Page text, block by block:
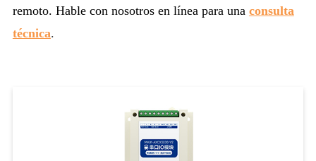
remoto. Hable con nosotros en línea para una consulta
técnica.